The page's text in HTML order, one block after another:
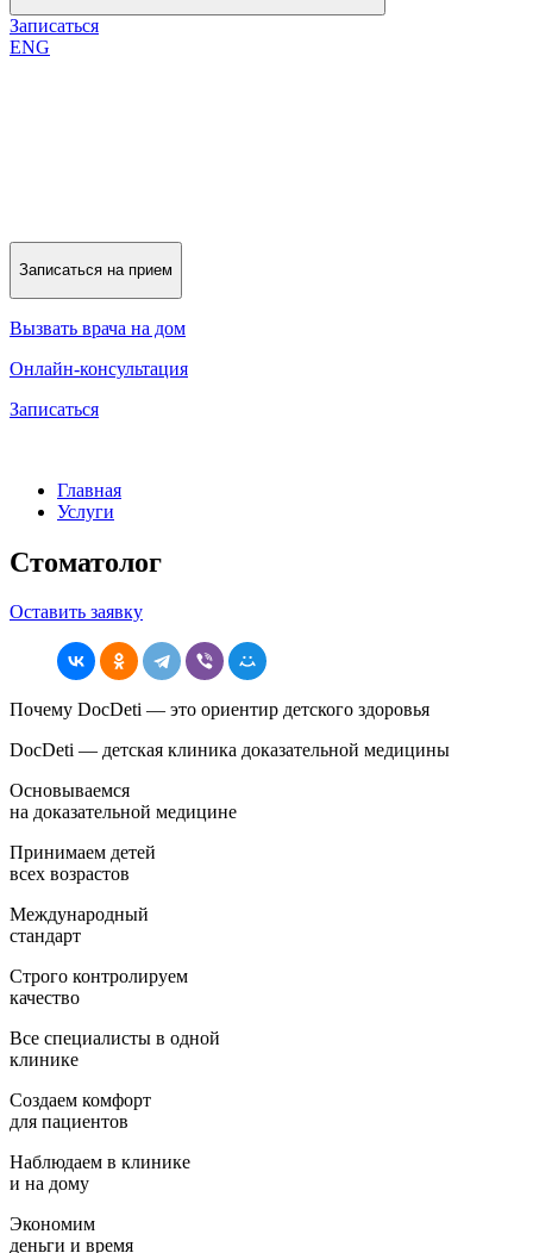
Записаться
ENG
Записаться на прием
Вызвать врача на дом
Онлайн-консультация
Записаться
Главная
Услуги
Стоматолог
Оставить заявку
Почему DocDeti — это ориентир детского здоровья
DocDeti — детская клиника доказательной медицины
Основываемся
на доказательной медицине
Принимаем детей
всех возрастов
Международный
стандарт
Строго контролируем
качество
Все специалисты в одной
клинике
Создаем комфорт
для пациентов
Наблюдаем в клинике
и на дому
Экономим
деньги и время